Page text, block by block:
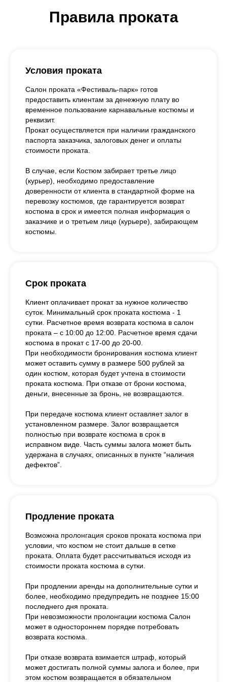
Правила проката
Условия проката
Салон проката «Фестиваль-парк» готов
предоставить клиентам за денежную плату во
временное пользование карнавальные костюмы и
реквизит.
Прокат осуществляется при наличии гражданского
паспорта заказчика, залоговых денег и оплаты
стоимости проката.
В случае, если Костюм забирает третье лицо
(курьер), необходимо предоставление
доверенности от клиента в стандартной форме на
перевозку костюмов, где гарантируется возврат
костюма в срок и имеется полная информация о
заказчике и о третьем лице (курьере), забирающем
костюмы.
Срок проката
Клиент оплачивает прокат за нужное количество
суток. Минимальный срок проката костюма - 1
сутки. Расчетное время возврата костюма в салон
проката – с 10:00 до 12:00. Расчетное время сдачи
костюма в прокат с 17-00 до 20-00.
При необходимости бронирования костюма клиент
может оставить сумму в размере 500 рублей за
один костюм, которая будет учтена в стоимости
проката костюма. При отказе от брони костюма,
деньги, внесенные за бронь, не возвращаются.
При передаче костюма клиент оставляет залог в
установленном размере. Залог возвращается
полностью при возврате костюма в срок в
исправном виде. Часть суммы залога может быть
удержана в случаях, описанных в пункте “наличия
дефектов”.
Продление проката
Возможна пролонгация сроков проката костюма при
условии, что костюм не стоит дальше в сетке
проката. Оплата будет рассчитываться исходя из
стоимости проката костюма в сутки.
При продлении аренды на дополнительные сутки и
более, необходимо предупредить не позднее 15:00
последнего дня проката.
При невозможности пролонгации костюма Салон
может в одностороннем порядке потребовать
возврата костюма.
При отказе возврата взимается штраф, который
может достигать полной суммы залога и более, при
этом костюм возвращается в обязательном